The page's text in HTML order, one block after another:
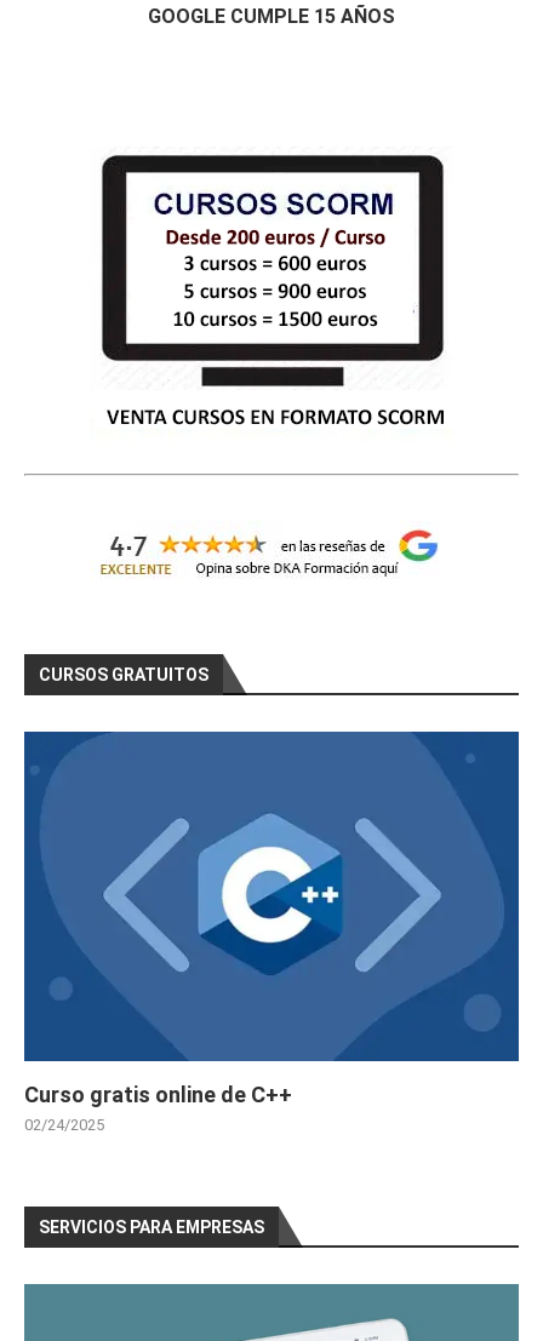
GOOGLE CUMPLE 15 AÑOS
CURSOS GRATUITOS
Curso gratis online de C++
02/24/2025
SERVICIOS PARA EMPRESAS